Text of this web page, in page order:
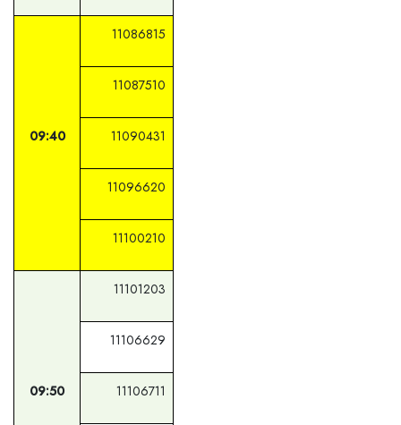
09:40
11086815
11087510
11090431
11096620
11100210
09:50
11101203
11106629
11106711